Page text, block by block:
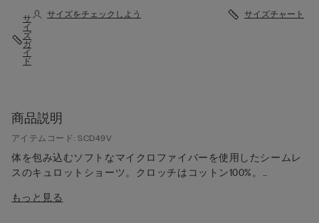
サ
イ
ズ
ガ
イ
ド
サイズをチェックしよう サイズチャート
商品説明
アイテムコード: SCD49V
体を包み込むソフトなマイクロファイバーを使用したシームレ
スのキュロットショーツ。クロッチはコットン100%。
もっと見る